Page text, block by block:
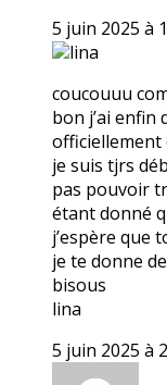
5 juin 2025 à
lina
coucouuu
bon j’ai
officiellement
je suis tjrs
pas pouvoir
étant donné
j’espère que
je te donne
bisous
lina
5 juin 2025 à